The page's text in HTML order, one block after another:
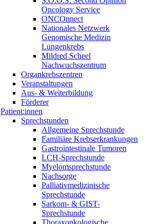
Oncology Service
ONCOnnect
Nationales Netzwerk
Genomische Medizin
Lungenkrebs
Mildred Scheel
Nachwuchszentrum
Organkrebszentren
Veranstaltungen
Aus- & Weiterbildung
Förderer
Patient:innen
Sprechstunden
Allgemeine Sprechstunde
Familiäre Krebserkrankungen
Gastrointestinale Tumoren
LCH-Sprechstunde
Myelomsprechstunde
Nachsorge
Palliativmedizinische
Sprechstunde
Sarkom- & GIST-
Sprechstunde
Thoraxonkologische